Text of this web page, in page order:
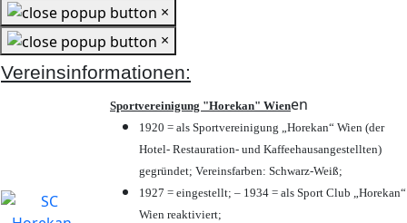
×
×
Vereinsinformationen:
Sportvereinigung "Horekan" Wienen
1920 = als Sportvereinigung „Horekan“ Wien (der
Hotel- Restauration- und Kaffeehausangestellten)
gegründet; Vereinsfarben: Schwarz-Weiß;
1927 = eingestellt; – 1934 = als Sport Club „Horekan“
Wien reaktiviert;